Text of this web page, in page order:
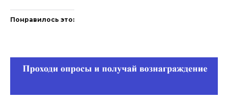
Понравилось это: